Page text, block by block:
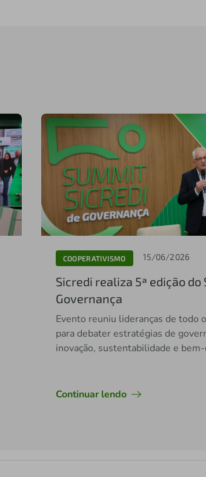
COOPERATIVISMO 15/06/2026
Sicredi realiza 5ª edição do
Governança
Evento reuniu lideranças de todo
para debater estratégias de
inovação, sustentabilidade e
Continuar lendo